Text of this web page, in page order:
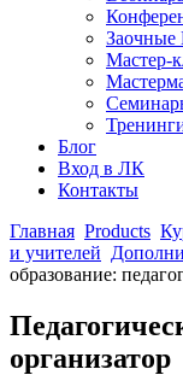
Заочные
Мастер-
Блог
Вход в ЛК
Контакты
Главная Products
и учителей
образование:
организатор